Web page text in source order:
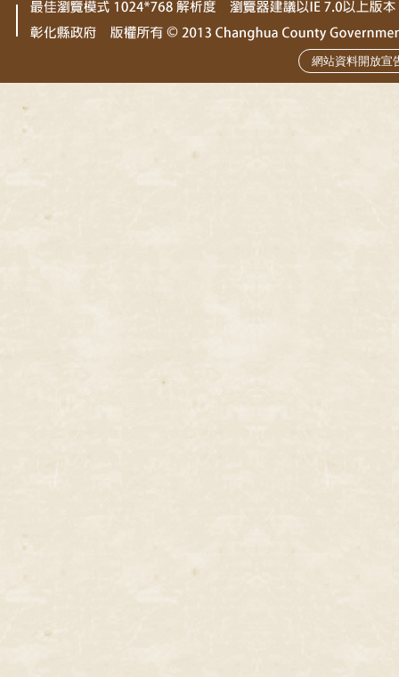
網站資料開放宣